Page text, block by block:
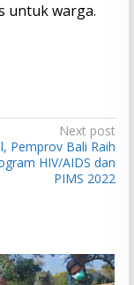
untuk warga.
Next post
Pemprov Bali Raih
HIV/AIDS dan
PIMS 2022